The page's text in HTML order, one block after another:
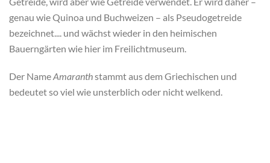
genau wie Quinoa und Buchweizen – als Pseudogetreide
bezeichnet.... und wächst wieder in den heimischen
Bauerngärten wie hier im Freilichtmuseum.
Der NameAmaranthstammt aus dem Griechischen und
bedeutet so viel wie unsterblich oder nicht welkend.